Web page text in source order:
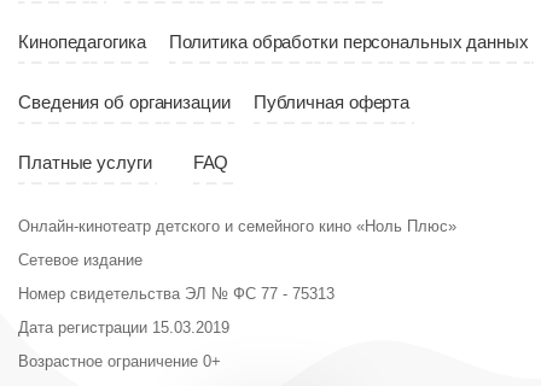
Кинопедагогика Политика обработки персональных данных
Сведения об организации Публичная оферта
Платные услуги FAQ
Онлайн-кинотеатр детского и семейного кино «Ноль Плюс»
Сетевое издание
Номер свидетельства ЭЛ № ФС 77 - 75313
Дата регистрации 15.03.2019
Возрастное ограничение 0+